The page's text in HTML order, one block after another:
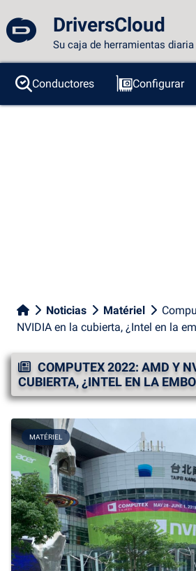
DriversCloud
Su caja de herramientas diaria
No
Conductores Configurar
Sondas
BSOD
Noticias Matériel
NVIDIA en la cubierta, ¿Intel en la
COMPUTEX 2022: AMD Y
CUBIERTA, ¿INTEL EN LA
MATÉRIEL